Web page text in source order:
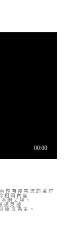
容有侵害您的著作
相關內容
網立場！
請見諒
原文為主。